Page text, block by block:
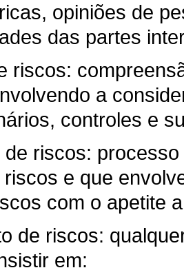
opiniões de
das partes
riscos:
a
controles e
de riscos:
e que
com o apetite
de riscos:
em: